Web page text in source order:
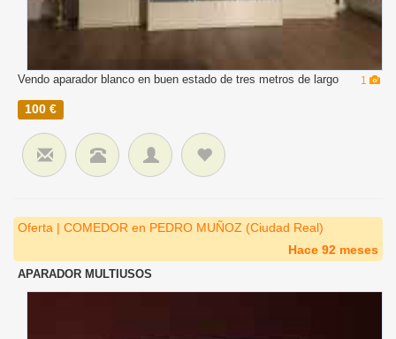
1
Vendo aparador blanco en buen estado de tres metros de largo
100 €
Oferta | COMEDOR en PEDRO MUÑOZ (Ciudad Real)
Hace 92 meses
APARADOR MULTIUSOS